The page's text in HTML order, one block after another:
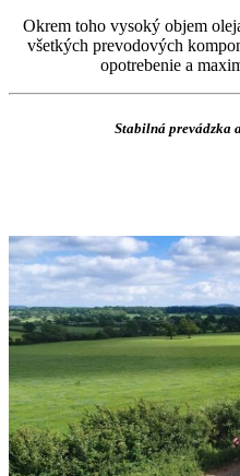
Okrem toho vysoký objem
všetkých prevodových
opotrebenie a
Stabilná prevádzka